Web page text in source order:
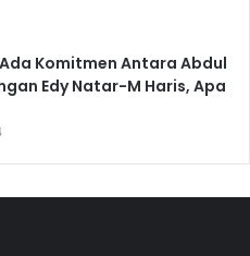
Komitmen Antara Abdul
Edy Natar-M Haris, Apa